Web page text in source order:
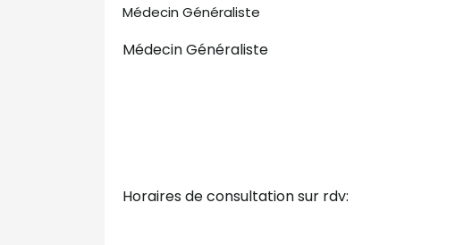
Médecin Généraliste
Médecin Généraliste
Horaires de consultation sur rdv: